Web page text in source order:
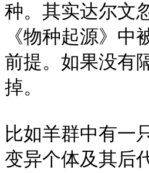
种。其实达尔文
《物种起源》
前提。如果没有
掉。
比如羊群中有一
变异个体及其后